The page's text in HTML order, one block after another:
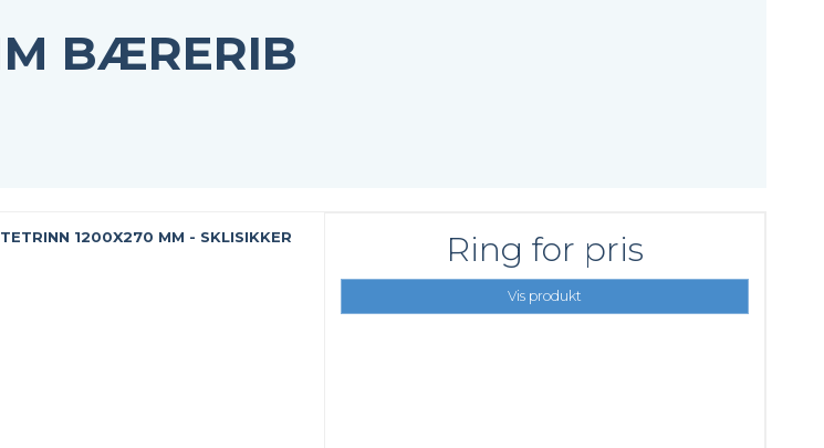
GRP gitterrister - Stormasket
Se alle
BÆRERIB
1200X270 MM - SKLISIKKER Ring for pris
Vis produkt